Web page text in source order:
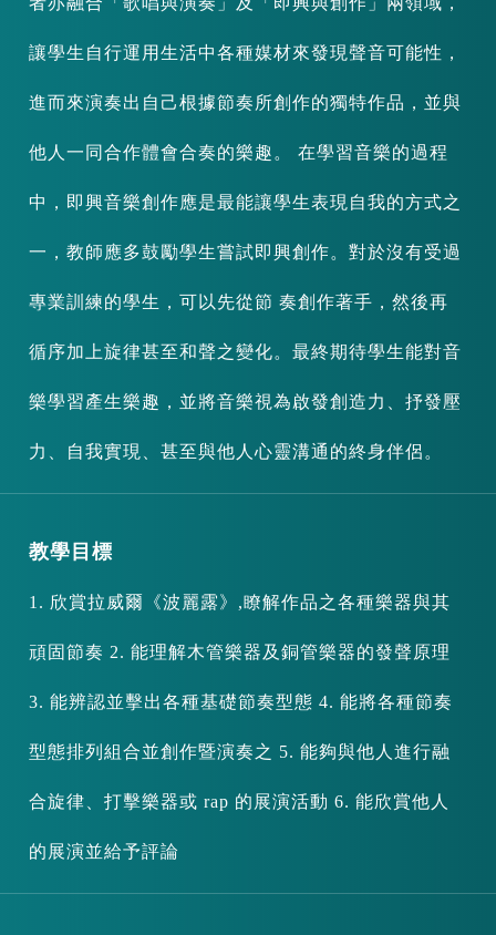
讓學生自行運用生活中各種媒材來發現聲音可能性，
進而來演奏出自己根據節奏所創作的獨特作品，並與
他人一同合作體會合奏的樂趣。 在學習音樂的過程
中，即興音樂創作應是最能讓學生表現自我的方式之
一，教師應多鼓勵學生嘗試即興創作。對於沒有受過
專業訓練的學生，可以先從節 奏創作著手，然後再
循序加上旋律甚至和聲之變化。最終期待學生能對音
樂學習產生樂趣，並將音樂視為啟發創造力、抒發壓
力、自我實現、甚至與他人心靈溝通的終身伴侶。
教學目標
1. 欣賞拉威爾《波麗露》,瞭解作品之各種樂器與其
頑固節奏 2. 能理解木管樂器及銅管樂器的發聲原理
3. 能辨認並擊出各種基礎節奏型態 4. 能將各種節奏
型態排列組合並創作暨演奏之 5. 能夠與他人進行融
合旋律、打擊樂器或 rap 的展演活動 6. 能欣賞他人
的展演並給予評論